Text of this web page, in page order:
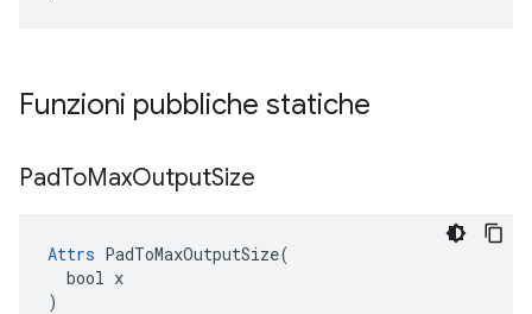
Funzioni pubbliche statiche
PadToMaxOutputSize
Attrs PadToMaxOutputSize(
  bool x
)